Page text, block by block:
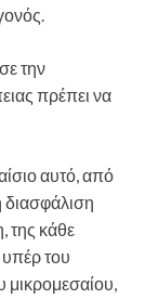
την
πρέπει να
αυτό, από
της κάθε
του
μικρομεσαίου,